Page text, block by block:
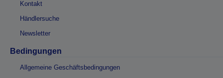
Kontakt
Händlersuche
Newsletter
Bedingungen
Allgemeine Geschäftsbedingungen